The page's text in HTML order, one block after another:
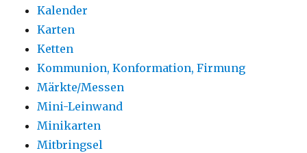
Kalender
Karten
Ketten
Kommunion, Konformation, Firmung
Märkte/Messen
Mini-Leinwand
Minikarten
Mitbringsel